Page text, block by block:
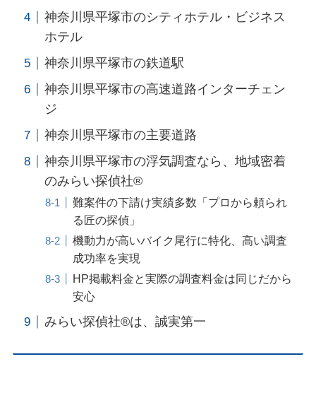
神奈川県平塚市のシティホテル・ビジネス
ホテル
神奈川県平塚市の鉄道駅
神奈川県平塚市の高速道路インターチェン
ジ
神奈川県平塚市の主要道路
神奈川県平塚市の浮気調査なら、地域密着
のみらい探偵社®︎
難案件の下請け実績多数「プロから頼られ
る匠の探偵」
機動力が高いバイク尾行に特化、高い調査
成功率を実現
HP掲載料金と実際の調査料金は同じだから
安心
みらい探偵社®︎は、誠実第一